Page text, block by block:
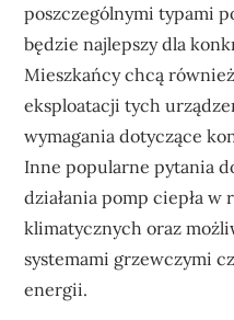
poszczególnymi typami
będzie najlepszy dla
Mieszkańcy chcą
eksploatacji tych
wymagania dotyczące
Inne popularne pytania
działania pomp ciepła
klimatycznych oraz
systemami grzewczymi
energii.